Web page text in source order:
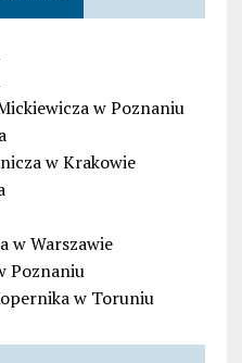
w Poznaniu
w Krakowie
w Warszawie
Poznaniu
w Toruniu